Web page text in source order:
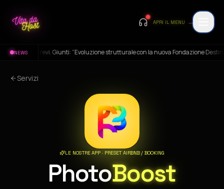
APRI IL MENU →
NEWS
Giunti: “Evoluzione strutturale con la nuova Fondazione Destinazione
Servizi
LE NOSTRE APP · PRESET AIRBNB / BOOKING
PhotoBoost